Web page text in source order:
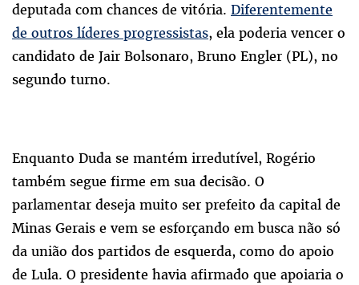
deputada com chances de vitória. Diferentemente
de outros líderes progressistas, ela poderia vencer o
candidato de Jair Bolsonaro, Bruno Engler (PL), no
segundo turno.
Enquanto Duda se mantém irredutível, Rogério
também segue firme em sua decisão. O
parlamentar deseja muito ser prefeito da capital de
Minas Gerais e vem se esforçando em busca não só
da união dos partidos de esquerda, como do apoio
de Lula. O presidente havia afirmado que apoiaria o